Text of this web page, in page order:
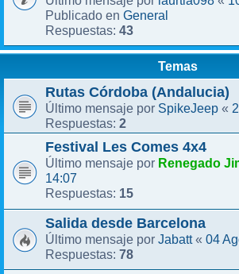
Publicado en General
Respuestas: 43
Temas
Rutas Córdoba (Andalucia)
Último mensaje por SpikeJeep «
Respuestas: 2
Festival Les Comes 4x4
Último mensaje por Renegado
14:07
Respuestas: 15
Salida desde Barcelona
Último mensaje por Jabatt« 04
Respuestas: 78